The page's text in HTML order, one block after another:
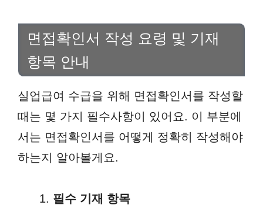
면접확인서 작성 요령 및 기재
항목 안내
실업급여 수급을 위해 면접확인서를 작성할
때는 몇 가지 필수사항이 있어요. 이 부분에
서는 면접확인서를 어떻게 정확히 작성해야
하는지 알아볼게요.
필수 기재 항목